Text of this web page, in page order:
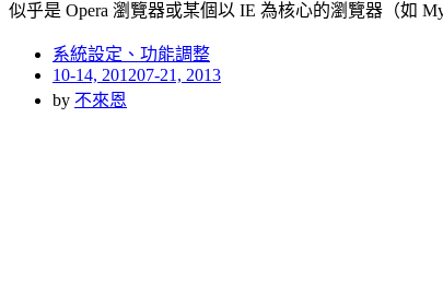
似乎是 Opera 瀏覽器或某個以 IE 為核心的瀏覽器（如
系統設定、功能調整
Posted
on
10-14, 201207-21, 2013
by 不來恩